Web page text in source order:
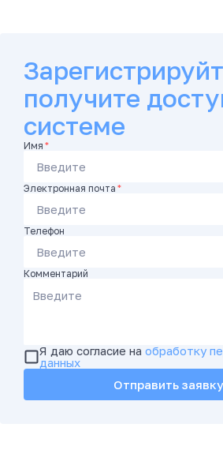
получите
системе
Имя *
Электронная почта *
Телефон
Комментарий
Я даю согласие на обработку
данных
Отправить заявку